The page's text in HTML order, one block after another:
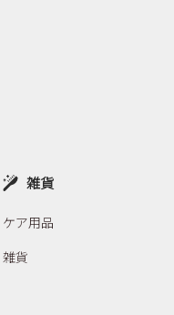
雑貨
ケア用品
雑貨